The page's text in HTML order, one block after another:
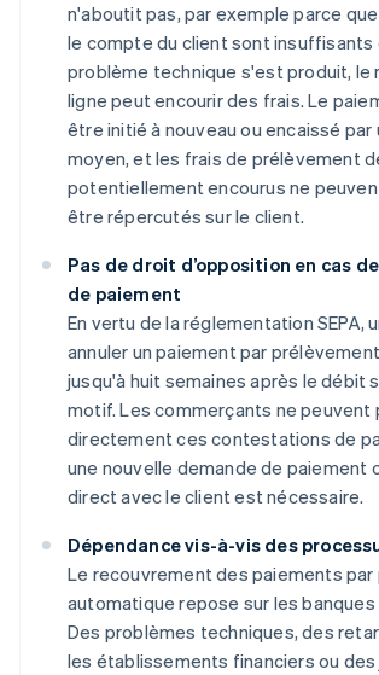
n'aboutit pas, par exemple parce
le compte du client sont insuffisants
problème technique s'est produit, le
ligne peut encourir des frais. Le
être initié à nouveau ou encaissé par
moyen, et les frais de prélèvement
potentiellement encourus ne
être répercutés sur le client.
Pas de droit d’opposition en cas
de paiement
En vertu de la réglementation SEPA,
annuler un paiement par
jusqu'à huit semaines après le débit
motif. Les commerçants ne peuvent
directement ces contestations de
une nouvelle demande de paiement
direct avec le client est nécessaire.
Dépendance vis-à-vis des
Le recouvrement des paiements
automatique repose sur les banques
Des problèmes techniques, des
les établissements financiers ou